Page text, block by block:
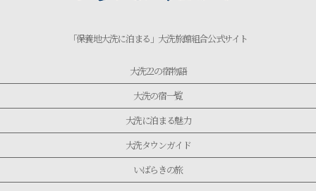
「保養地大洗に泊まる」大洗旅館組合公式サイト
大洗22の宿物語
大洗の宿一覧
大洗に泊まる魅力
大洗タウンガイド
いばらきの旅